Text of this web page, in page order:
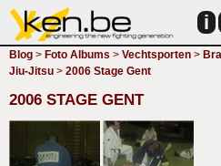
i
Blog > Foto Albums > Vechtsporten >
Jiu-Jitsu > 2006 Stage Gent
2006 STAGE GENT